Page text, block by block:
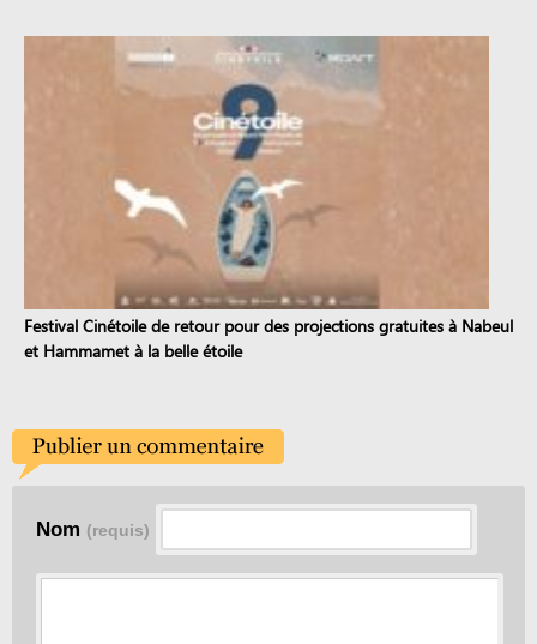
Festival Cinétoile de retour pour des projections gratuites à Nabeul
et Hammamet à la belle étoile
Nom (requis)